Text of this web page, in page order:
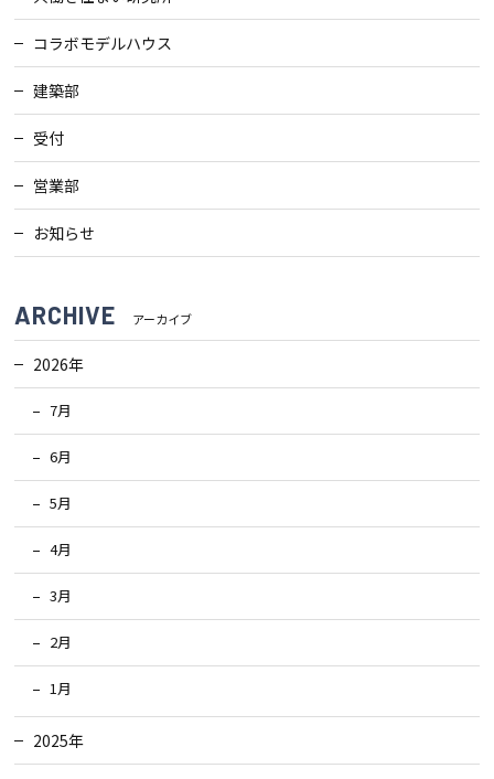
コラボモデルハウス
建築部
受付
営業部
お知らせ
ARCHIVE アーカイブ
2026年
7月
6月
5月
4月
3月
2月
1月
2025年